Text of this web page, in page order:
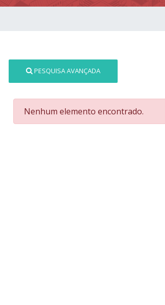
PESQUISA AVANÇADA
Nenhum elemento encontrado.